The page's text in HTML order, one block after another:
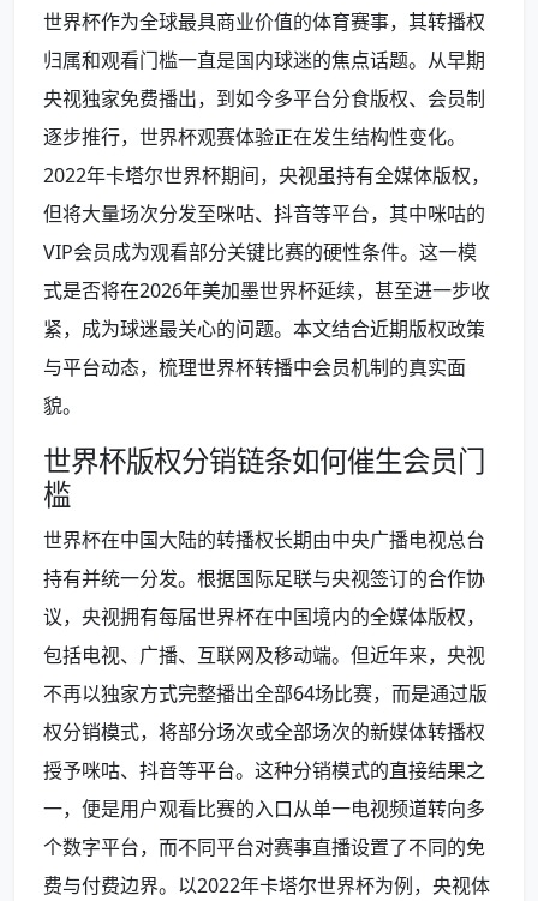
世界杯作为全球最具商业价值的体育赛事，其转播权
归属和观看门槛一直是国内球迷的焦点话题。从早期
央视独家免费播出，到如今多平台分食版权、会员制
逐步推行，世界杯观赛体验正在发生结构性变化。
2022年卡塔尔世界杯期间，央视虽持有全媒体版权，
但将大量场次分发至咪咕、抖音等平台，其中咪咕的
VIP会员成为观看部分关键比赛的硬性条件。这一模
式是否将在2026年美加墨世界杯延续，甚至进一步收
紧，成为球迷最关心的问题。本文结合近期版权政策
与平台动态，梳理世界杯转播中会员机制的真实面
貌。
世界杯版权分销链条如何催生会员门
槛
世界杯在中国大陆的转播权长期由中央广播电视总台
持有并统一分发。根据国际足联与央视签订的合作协
议，央视拥有每届世界杯在中国境内的全媒体版权，
包括电视、广播、互联网及移动端。但近年来，央视
不再以独家方式完整播出全部64场比赛，而是通过版
权分销模式，将部分场次或全部场次的新媒体转播权
授予咪咕、抖音等平台。这种分销模式的直接结果之
一，便是用户观看比赛的入口从单一电视频道转向多
个数字平台，而不同平台对赛事直播设置了不同的免
费与付费边界。以2022年卡塔尔世界杯为例，央视体